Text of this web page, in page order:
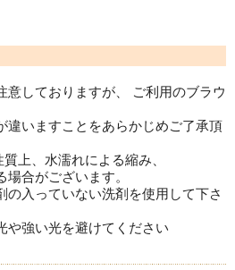
ておりますが、 ご利用のブラウ
ますことをあらかじめご了承頂
、水濡れによる縮み、
がございます。
っていない洗剤を使用して下さ
い光を避けてください